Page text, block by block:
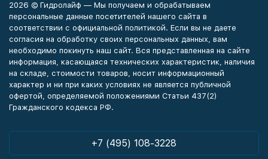
2026 © Гидролайф — Мы получаем и обрабатываем
персональные данные посетителей нашего сайта в
соответствии с официальной политикой. Если вы не даете
согласия на обработку своих персональных данных, вам
необходимо покинуть наш сайт. Вся представленная на сайте
информация, касающаяся технических характеристик, наличия
на складе, стоимости товаров, носит информационный
характер и ни при каких условиях не является публичной
офертой, определяемой положениями Статьи 437(2)
Гражданского кодекса РФ.
+7 (495) 108-3228